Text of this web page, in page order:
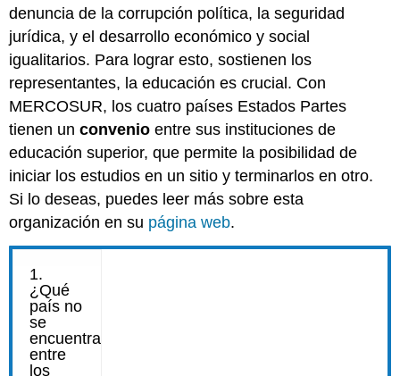
denuncia de la corrupción política, la seguridad
jurídica, y el desarrollo económico y social
igualitarios. Para lograr esto, sostienen los
representantes, la educación es crucial. Con
MERCOSUR, los cuatro países Estados Partes
tienen unconvenio entre sus instituciones de
educación superior, que permite la posibilidad de
iniciar los estudios en un sitio y terminarlos en otro.
Si lo deseas, puedes leer más sobre esta
organización en su página web.